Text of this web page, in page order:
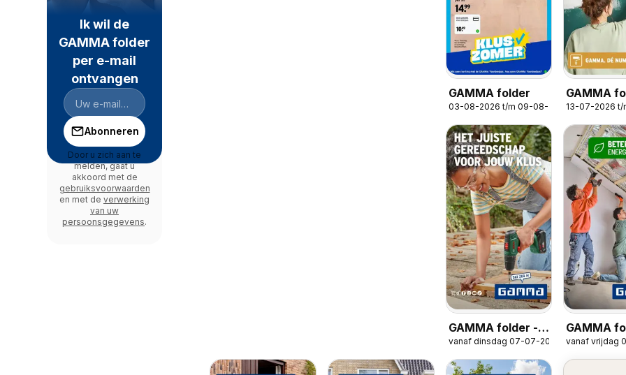
GAMMA folder
03-08-2026 t/m 09-08-2026
GAMMA
De
verf
13-07-2026
GAMMA folder -
Gereedschap
special
vanaf dinsdag 07-07-2026
GAMMA
vanaf vrijdag
Ik wil de
GAMMA folder
per e-mail
ontvangen
Abonneren
Door u zich aan te
melden, gaat u
akkoord met de
gebruiksvoorwaarden
en met de verwerking
van uw
persoonsgegevens.